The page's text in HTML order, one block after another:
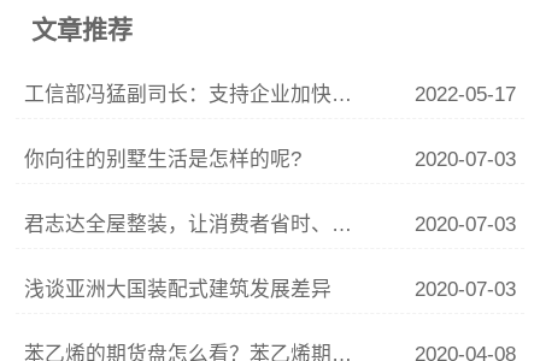
文章推荐
工信部冯猛副司长：支持企业加快高性能保温墙体材料等产品提质升级 2022-05-17
你向往的别墅生活是怎样的呢? 2020-07-03
君志达全屋整装，让消费者省时、省心、少花冤枉钱 2020-07-03
浅谈亚洲大国装配式建筑发展差异 2020-07-03
苯乙烯的期货盘怎么看？苯乙烯期货EB2005是什么意思 2020-04-08